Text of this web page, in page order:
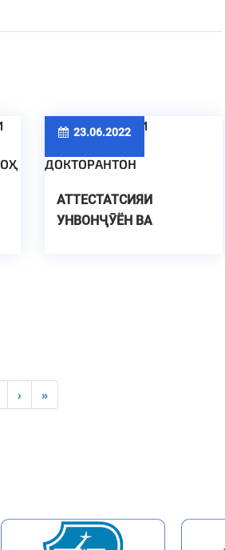
23.06.2022
АТТЕСТАТСИЯИ
УНВОНҶӮЁН ВА
› »